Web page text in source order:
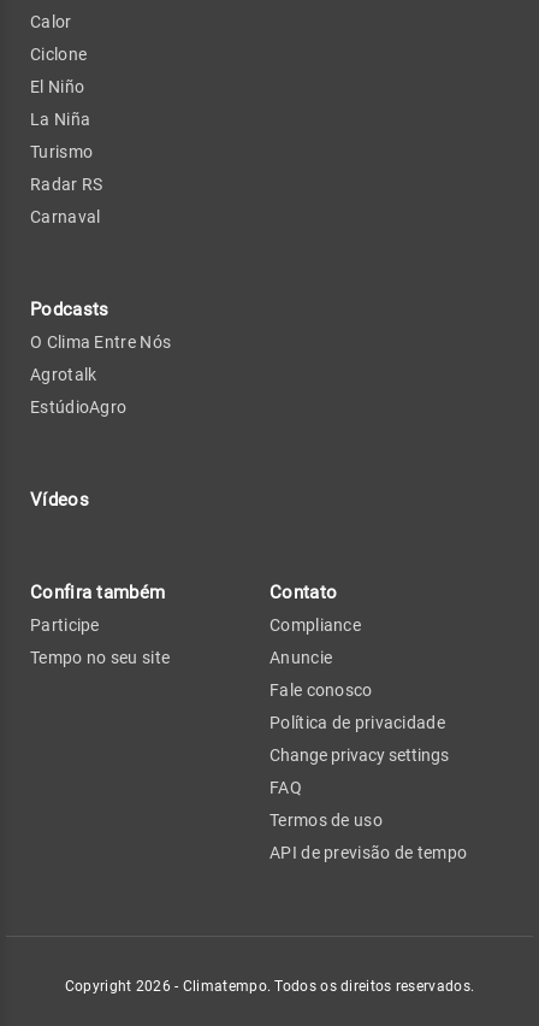
Calor
Ciclone
El Niño
La Niña
Turismo
Radar RS
Carnaval
Podcasts
O Clima Entre Nós
Agrotalk
EstúdioAgro
Vídeos
Confira também
Participe
Tempo no seu site
Contato
Compliance
Anuncie
Fale conosco
Política de privacidade
Change privacy settings
FAQ
Termos de uso
API de previsão de tempo
Copyright 2026 - Climatempo. Todos os direitos reservados.